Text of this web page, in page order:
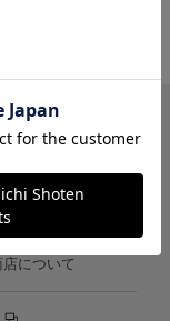
メールマガジン
について